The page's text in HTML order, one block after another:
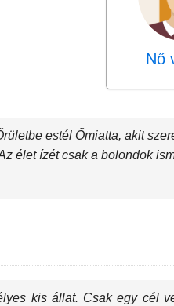
Nő
estél Őmiatta, akit
élet ízét csak a bolondok
kis állat. Csak egy cél